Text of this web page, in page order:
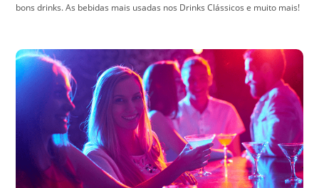
bons drinks. As bebidas mais usadas nos Drinks Clássicos e muito mais!